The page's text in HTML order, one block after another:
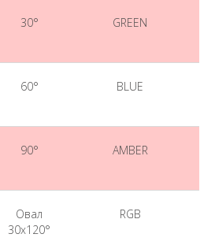
30° GREEN
60° BLUE
90° AMBER
Овал
30х120°
RGB